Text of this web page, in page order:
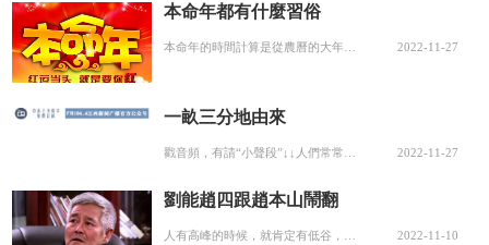
本命年都有什麼習俗
2022-11-27
一畝三分地由來
2022-11-27
劉能趙四跟趙本山鬧翻
2022-11-10